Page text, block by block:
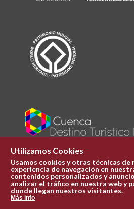
Utilizamos Cookies
Usamos cookies y otras técnicas
experiencia de navegación en
contenidos personalizados y
analizar el tráfico en nuestra web y
donde llegan nuestros visitantes.
Más info